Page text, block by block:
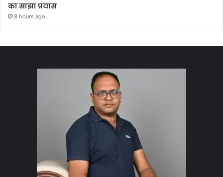
का साझा प्रयास
8 hours ago